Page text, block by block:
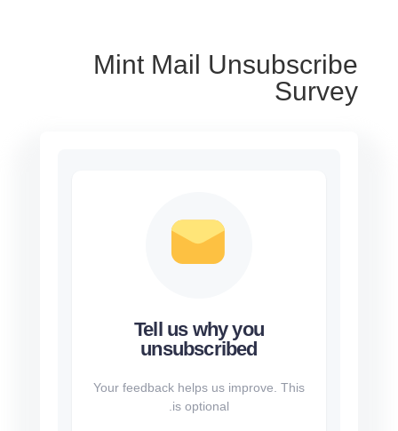
Mint Mail Unsubscribe
Survey
Tell us why you
unsubscribed
Your feedback helps us improve. This
is optional.